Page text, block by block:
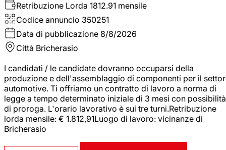
Retribuzione Lorda 1812.91 mensile
Codice annuncio 350251
Data di pubblicazione 8/8/2026
Città Bricherasio
I candidati / le candidate dovranno occuparsi della
produzione e dell'assemblaggio di componenti per il
automotive. Ti offriamo un contratto di lavoro a norma di
legge a tempo determinato iniziale di 3 mesi con possibilità
di proroga. L'orario lavorativo è sui tre turni.Retribuzione
lorda mensile: € 1.812,91Luogo di lavoro: vicinanze di
Bricherasio